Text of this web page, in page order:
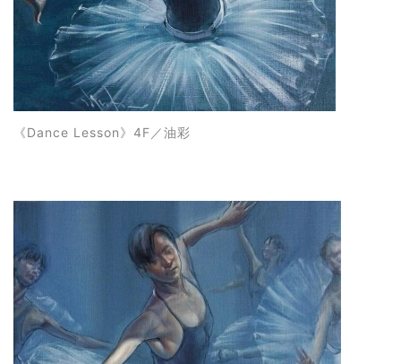
《Dance Lesson》4F ／油彩